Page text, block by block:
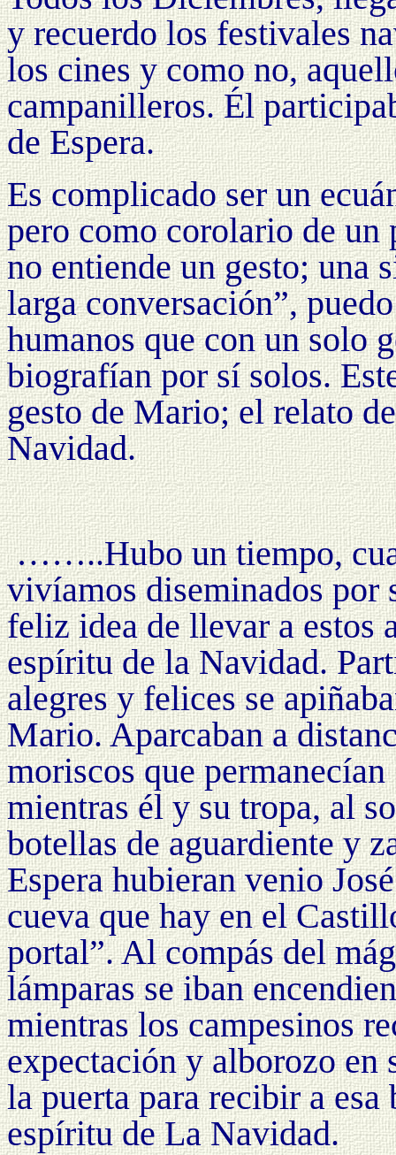
y recuerdo los festivales
los cines y como no,
campanilleros. Él
de Espera.
Es complicado ser un
pero como corolario de un
no entiende un gesto; una
larga conversación”,
humanos que con un solo
biografían por sí solos.
gesto de Mario; el relato
Navidad.
……..Hubo un tiempo,
vivíamos diseminados por
feliz idea de llevar a estos
espíritu dela Navidad.
alegres y felices se
Mario. Aparcaban a
moriscos que permanecían
mientras él y su tropa, al
botellas de aguardiente y
Espera hubieran venio
cueva que hay en el
portal”. Al compás del
lámparas se iban
mientras los campesinos
expectación y alborozo en
la puerta para recibir a
espíritu deLa Navidad.